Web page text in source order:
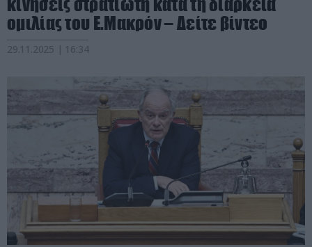
ομιλίας του Ε.Μακρόν – Δείτε βίντεο
29.11.2025 | 16:34